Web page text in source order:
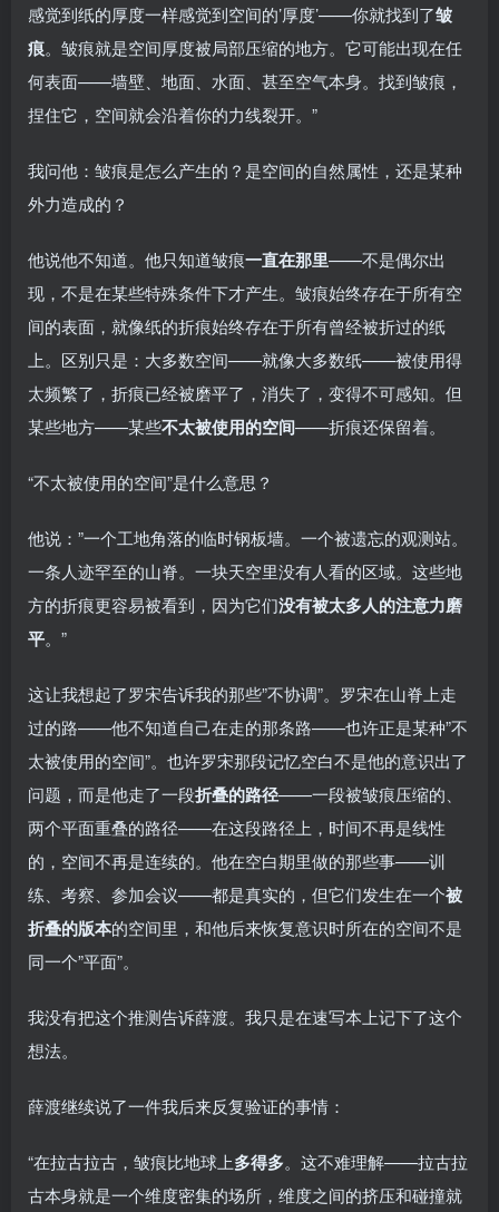
感觉到纸的厚度一样感觉到空间的’厚度’——你就找到了皱
痕。皱痕就是空间厚度被局部压缩的地方。它可能出现在任
何表面——墙壁、地面、水面、甚至空气本身。找到皱痕，
捏住它，空间就会沿着你的力线裂开。”
我问他：皱痕是怎么产生的？是空间的自然属性，还是某种
外力造成的？
他说他不知道。他只知道皱痕一直在那里——不是偶尔出
现，不是在某些特殊条件下才产生。皱痕始终存在于所有空
间的表面，就像纸的折痕始终存在于所有曾经被折过的纸
上。区别只是：大多数空间——就像大多数纸——被使用得
太频繁了，折痕已经被磨平了，消失了，变得不可感知。但
某些地方——某些不太被使用的空间——折痕还保留着。
“不太被使用的空间”是什么意思？
他说：”一个工地角落的临时钢板墙。一个被遗忘的观测站。
一条人迹罕至的山脊。一块天空里没有人看的区域。这些地
方的折痕更容易被看到，因为它们没有被太多人的注意力磨
平。”
这让我想起了罗宋告诉我的那些”不协调”。罗宋在山脊上走
过的路——他不知道自己在走的那条路——也许正是某种”不
太被使用的空间”。也许罗宋那段记忆空白不是他的意识出了
问题，而是他走了一段折叠的路径——一段被皱痕压缩的、
两个平面重叠的路径——在这段路径上，时间不再是线性
的，空间不再是连续的。他在空白期里做的那些事——训
练、考察、参加会议——都是真实的，但它们发生在一个被
折叠的版本的空间里，和他后来恢复意识时所在的空间不是
同一个”平面”。
我没有把这个推测告诉薛渡。我只是在速写本上记下了这个
想法。
薛渡继续说了一件我后来反复验证的事情：
“在拉古拉古，皱痕比地球上多得多。这不难理解——拉古拉
古本身就是一个维度密集的场所，维度之间的挤压和碰撞就